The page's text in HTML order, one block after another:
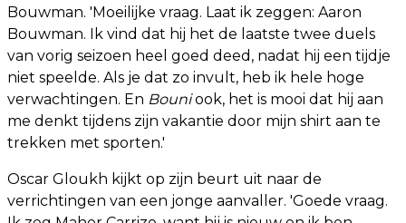
Bouwman. 'Moeilijke vraag. Laat ik zeggen: Aaron
Bouwman. Ik vind dat hij het de laatste twee duels
van vorig seizoen heel goed deed, nadat hij een tijdje
niet speelde. Als je dat zo invult, heb ik hele hoge
verwachtingen. En Bouniook, het is mooi dat hij aan
me denkt tijdens zijn vakantie door mijn shirt aan te
trekken met sporten.'
Oscar Gloukh kijkt op zijn beurt uit naar de
verrichtingen van een jonge aanvaller. 'Goede vraag.